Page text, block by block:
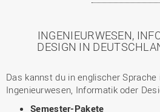
INGENIEURWESEN,
DESIGN IN
Das kannst du in englischer Sprache
Ingenieurwesen, Informatik oder
Semester-Pakete